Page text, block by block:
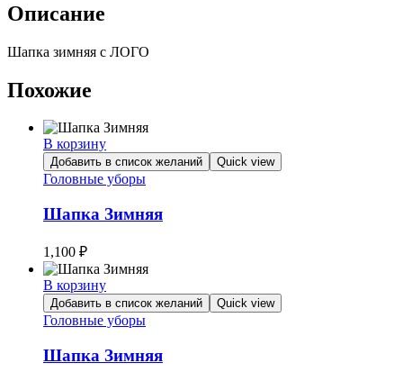
Описание
Шапка зимняя с ЛОГО
Похожие
В корзину
Добавить в список желаний Quick view
Головные уборы
Шапка Зимняя
1,100 ₽
В корзину
Добавить в список желаний Quick view
Головные уборы
Шапка Зимняя